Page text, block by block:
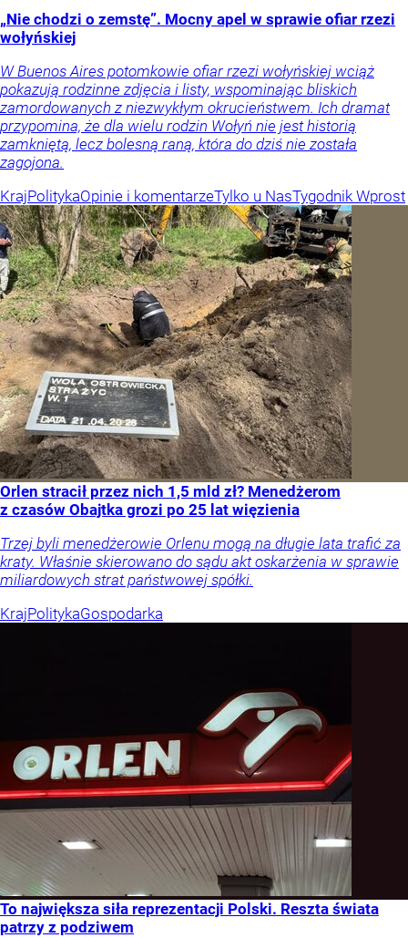
„Nie chodzi o zemstę”. Mocny apel w sprawie ofiar rzezi
wołyńskiej
W Buenos Aires potomkowie ofiar rzezi wołyńskiej wciąż
pokazują rodzinne zdjęcia i listy, wspominając bliskich
zamordowanych z niezwykłym okrucieństwem. Ich dramat
przypomina, że dla wielu rodzin Wołyń nie jest historią
zamkniętą, lecz bolesną raną, która do dziś nie została
zagojona.
KrajPolitykaOpinie i komentarzeTylko u NasTygodnik Wprost
Orlen stracił przez nich 1,5 mld zł? Menedżerom
z czasów Obajtka grozi po 25 lat więzienia
Trzej byli menedżerowie Orlenu mogą na długie lata trafić za
kraty. Właśnie skierowano do sądu akt oskarżenia w sprawie
miliardowych strat państwowej spółki.
KrajPolitykaGospodarka
To największa siła reprezentacji Polski. Reszta świata
patrzy z podziwem